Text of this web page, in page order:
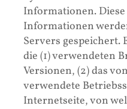
Informationen.
Informationen
Servers gespeichert.
die (1) verwendeten
Versionen, (2) das
verwendete
Internetseite, von